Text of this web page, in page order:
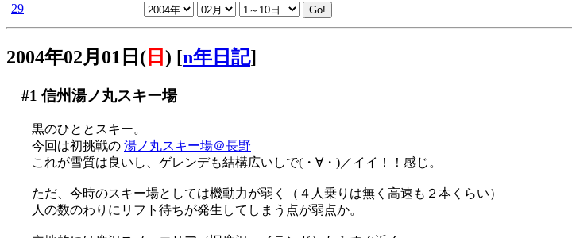
29
2004年02月01日( 日 ) [n年日記]
#1 信州湯ノ丸スキー場
黒のひととスキー。
今回は初挑戦の 湯ノ丸スキー場＠長野
これが雪質は良いし、ゲレンデも結構広いしで(・∀・)／イイ！！感じ。
ただ、今時のスキー場としては機動力が弱く（４人乗りは無く高速も２本くらい）
人の数のわりにリフト待ちが発生してしまう点が弱点か。